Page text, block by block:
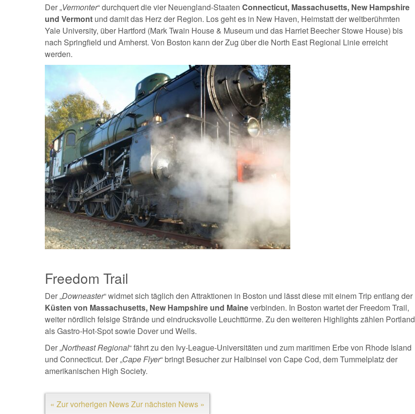
Der „Vermonter“ durchquert die vier Neuengland-Staaten Connecticut, Massachusetts, New Hampshire
und Vermont und damit das Herz der Region. Los geht es in New Haven, Heimstatt der weltberühmten
Yale University, über Hartford (Mark Twain House & Museum und das Harriet Beecher Stowe House) bis
nach Springfield und Amherst. Von Boston kann der Zug über die North East Regional Linie erreicht
werden.
Freedom Trail
Der „Downeaster“ widmet sich täglich den Attraktionen in Boston und lässt diese mit einem Trip entlang der
Küsten von Massachusetts, New Hampshire und Maineverbinden. In Boston wartet der Freedom Trail,
weiter nördlich felsige Strände und eindrucksvolle Leuchttürme. Zu den weiteren Highlights zählen Portland
als Gastro-Hot-Spot sowie Dover und Wells.
Der „Northeast Regional“ fährt zu den Ivy-League-Universitäten und zum maritimen Erbe von Rhode Island
und Connecticut. Der „Cape Flyer“ bringt Besucher zur Halbinsel von Cape Cod, dem Tummelplatz der
amerikanischen High Society.
« Zur vorherigen NewsZur nächsten News »